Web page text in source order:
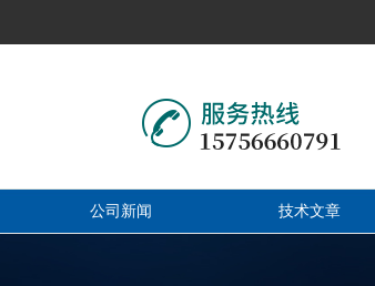
公司新闻 技术文章